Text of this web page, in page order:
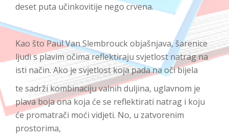
deset puta učinkovitije nego crvena.
Kao što Paul Van Slembrouck objašnjava, šarenice
ljudi s plavim očima reflektiraju svjetlost natrag na
isti način. Ako je svjetlost koja pada na oči bijela
te sadrži kombinaciju valnih duljina, uglavnom je
plava boja ona koja će se reflektirati natrag i koju
će promatrači moći vidjeti. No, u zatvorenim
prostorima,